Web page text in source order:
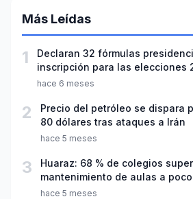
Más Leídas
1
Declaran 32 fórmulas
inscripción para las elecciones
hace 6 meses
2
Precio del petróleo se dispara
80 dólares tras ataques a Irán
hace 5 meses
3
Huaraz: 68 % de colegios
mantenimiento de aulas a
año escolar 2026
hace 5 meses